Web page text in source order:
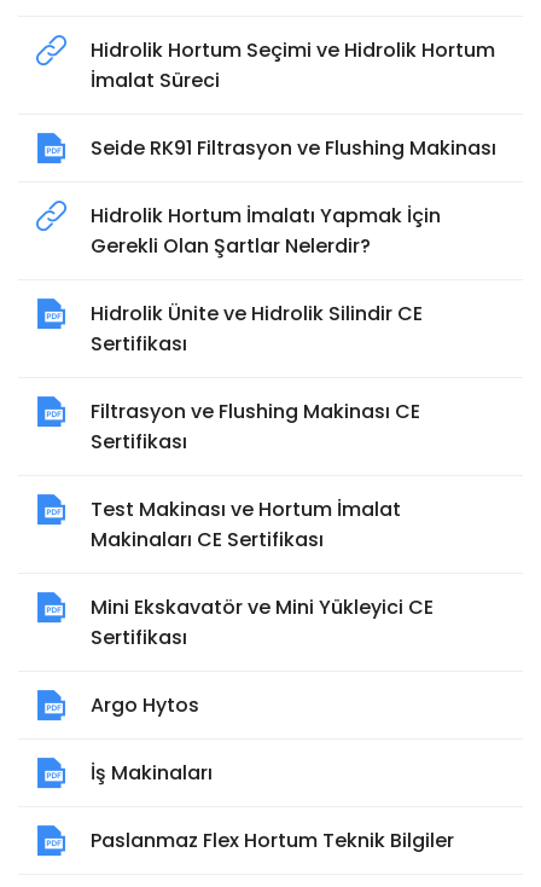
Hidrolik Hortum Seçimi ve Hidrolik Hortum
İmalat Süreci
Seide RK91 Filtrasyon ve Flushing Makinası
Hidrolik Hortum İmalatı Yapmak İçin
Gerekli Olan Şartlar Nelerdir?
Hidrolik Ünite ve Hidrolik Silindir CE
Sertifikası
Filtrasyon ve Flushing Makinası CE
Sertifikası
Test Makinası ve Hortum İmalat
Makinaları CE Sertifikası
Mini Ekskavatör ve Mini Yükleyici CE
Sertifikası
Argo Hytos
İş Makinaları
Paslanmaz Flex Hortum Teknik Bilgiler